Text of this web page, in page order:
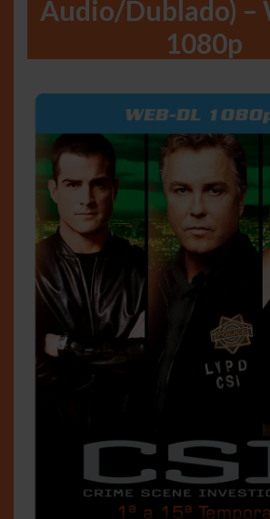
Àudio/Dublado) –
1080p